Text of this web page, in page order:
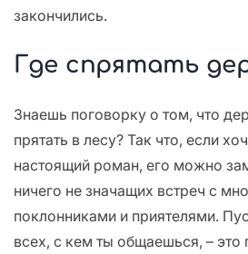
закончились.
Где спрятать
Знаешь поговорку о том, что
прятать в лесу? Так что, если
настоящий роман, его можно
ничего не значащих встреч с
поклонниками и приятелями.
всех, с кем ты общаешься, – это